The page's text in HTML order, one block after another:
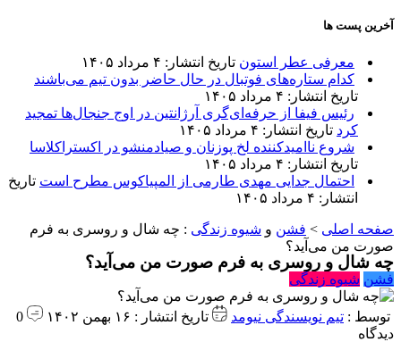
آخرین پست ها
معرفی عطر استون تاریخ انتشار: ۴ مرداد ۱۴۰۵
کدام ستاره‌های فوتبال در حال حاضر بدون تیم می‌باشند
تاریخ انتشار: ۴ مرداد ۱۴۰۵
رئیس فیفا از حرفه‌ای‌گری آرژانتین در اوج جنجال‌ها تمجید
کرد تاریخ انتشار: ۴ مرداد ۱۴۰۵
شروع ناامیدکننده لخ پوزنان و صیادمنشو در اکستراکلاسا
تاریخ انتشار: ۴ مرداد ۱۴۰۵
احتمال جدایی مهدی طارمی از المپیاکوس مطرح است تاریخ
انتشار: ۴ مرداد ۱۴۰۵
صفحه اصلی > فشن و شیوه زندگی : چه شال و روسری به فرم
صورت من می‌آید؟
چه شال و روسری به فرم صورت من می‌آید؟
فشن شیوه زندگی
توسط : تیم نویسندگی نیومد تاریخ انتشار : ۱۶ بهمن ۱۴۰۲
0
دیدگاه